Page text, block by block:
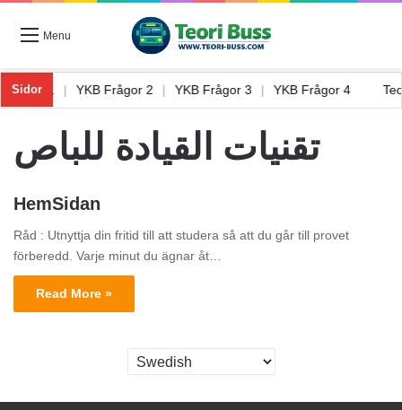
Menu
Sidor
Frågor 1 YKB Frågor 2 YKB Frågor 3 YKB Frågor 4
تقنيات القيادة للباص
HemSidan
Råd : Utnyttja din fritid till att studera så att du går till provet
förberedd. Varje minut du ägnar åt…
Read More »